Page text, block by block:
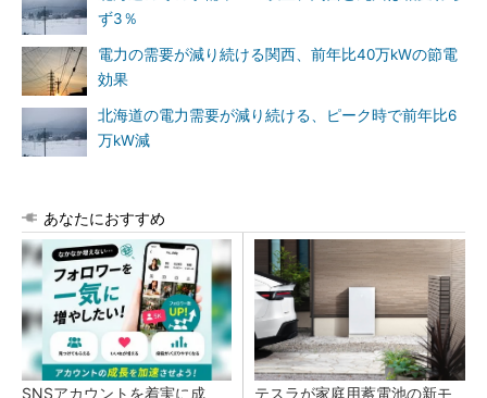
ず3％
電力の需要が減り続ける関西、前年比40万kWの節電
効果
北海道の電力需要が減り続ける、ピーク時で前年比6
万kW減
あなたにおすすめ
SNSアカウントを着実に成 テスラが家庭用蓄電池の新モ